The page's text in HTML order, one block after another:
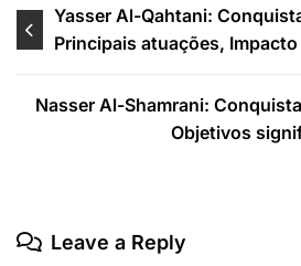
Post
navigation
Yasser Al-Qahtani:
Principais atuações, Impacto
Nasser Al-Shamrani:
Objetivos
Leave a Reply